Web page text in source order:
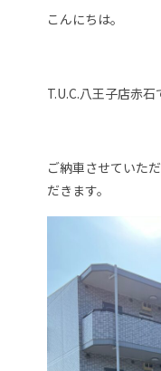
こんにちは。
T.U.C.八王子店赤石
ご納車させていた
だきます。